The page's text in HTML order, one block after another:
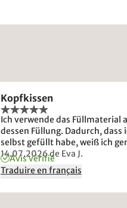
Kopfkissen
Ich verwende das Füllmaterial
dessen Füllung. Dadurch, dass
selbst gefüllt habe, weiß ich
schlafe! Ein gutes Gefühl!
14.07.2026de Eva J.
Avis vérifié
Traduire en français